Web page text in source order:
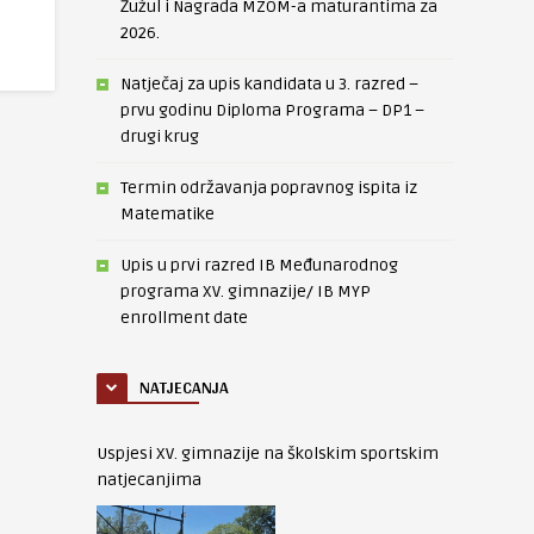
Žužul i Nagrada MZOM-a maturantima za
2026.
Natječaj za upis kandidata u 3. razred –
prvu godinu Diploma Programa – DP1 –
drugi krug
Termin održavanja popravnog ispita iz
Matematike
Upis u prvi razred IB Međunarodnog
programa XV. gimnazije/ IB MYP
enrollment date
NATJECANJA
Uspjesi XV. gimnazije na školskim sportskim
natjecanjima